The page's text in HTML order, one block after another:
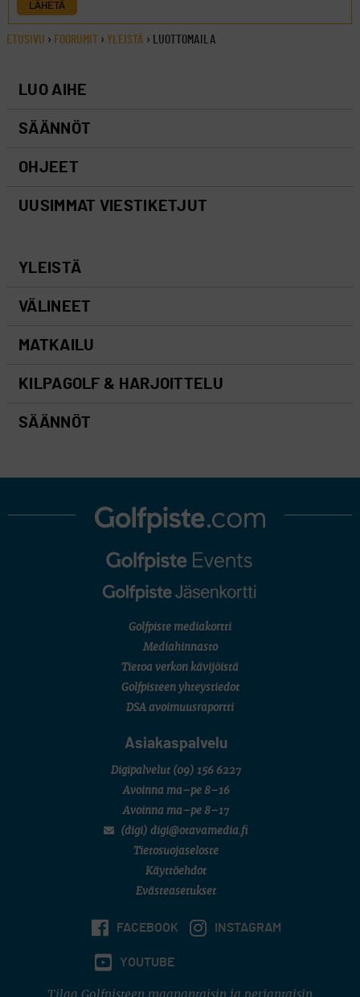
LÄHETÄ
ETUSIVU › FOORUMIT › YLEISTÄ › LUOTTOMAILA
LUO AIHE
SÄÄNNÖT
OHJEET
UUSIMMAT VIESTIKETJUT
YLEISTÄ
VÄLINEET
MATKAILU
KILPAGOLF & HARJOITTELU
SÄÄNNÖT
Golfpiste mediakortti
Mediahinnasto
Tietoa verkon kävijöistä
Golfpisteen yhteystiedot
DSA avoimuusraportti
Asiakaspalvelu
Digipalvelut (09) 156 6227
Avoinna ma–pe 8–16
Avoinna ma–pe 8–17
(digi) digi@otavamedia.fi
Tietosuojaseloste
Käyttöehdot
Evästeasetukset
FACEBOOK INSTAGRAM
YOUTUBE
Tilaa Golfpisteen maanantaisin ja perjantaisin